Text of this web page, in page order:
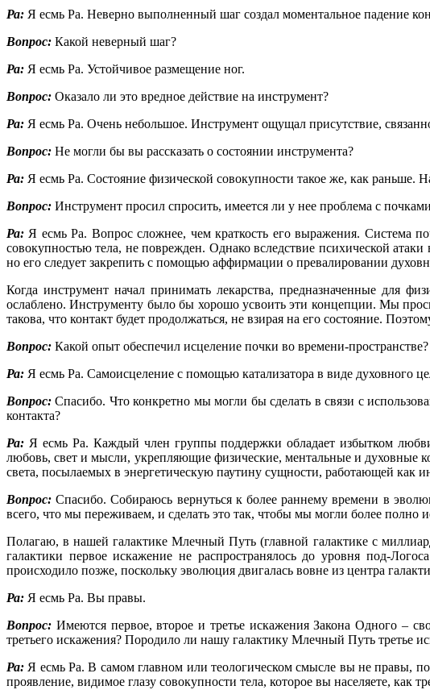
Ра: Я есмь Ра. Неверно выполненный шаг создал моментальное падение
Вопрос: Какой неверный шаг?
Ра: Я есмь Ра. Устойчивое размещение ног.
Вопрос: Оказало ли это вредное действие на инструмент?
Ра: Я есмь Ра. Очень небольшое. Инструмент ощущал присутствие,
Вопрос: Не могли бы вы рассказать о состоянии инструмента?
Ра: Я есмь Ра. Состояние физической совокупности такое же, как
Вопрос: Инструмент просил спросить, имеется ли у нее проблема с
Ра: Я есмь Ра. Вопрос сложнее, чем краткость его выражения. Система
совокупностью тела, не поврежден. Однако вследствие психической
но его следует закрепить с помощью аффирмации о превалировании
Когда инструмент начал принимать лекарства, предназначенные для
ослаблено. Инструменту было бы хорошо усвоить эти концепции. Мы
такова, что контакт будет продолжаться, не взирая на его состояние.
Вопрос: Какой опыт обеспечил исцеление почки во времени-пространстве?
Ра: Я есмь Ра. Самоисцеление с помощью катализатора в виде духовного
Вопрос:Спасибо. Что конкретно мы могли бы сделать в связи с
контакта?
Ра: Я есмь Ра. Каждый член группы поддержки обладает избытком
любовь, свет и мысли, укрепляющие физические, ментальные и
света, посылаемых в энергетическую паутину сущности, работающей
Вопрос:Спасибо. Собираюсь вернуться к более раннему времени в
всего, что мы переживаем, и сделать это так, чтобы мы могли более полно
Полагаю, в нашей галактике Млечный Путь (главной галактике с
галактики первое искажение не распространялось до уровня под-
происходило позже, поскольку эволюция двигалась вовне из центра
Ра: Я есмь Ра. Вы правы.
Вопрос: Имеются первое, второе и третье искажения Закона Одного –
третьего искажения? Породило ли нашу галактику Млечный Путь третье
Ра: Я есмь Ра. В самом главном или теологическом смысле вы не правы,
проявление, видимое глазу совокупности тела, которое вы населяете, как